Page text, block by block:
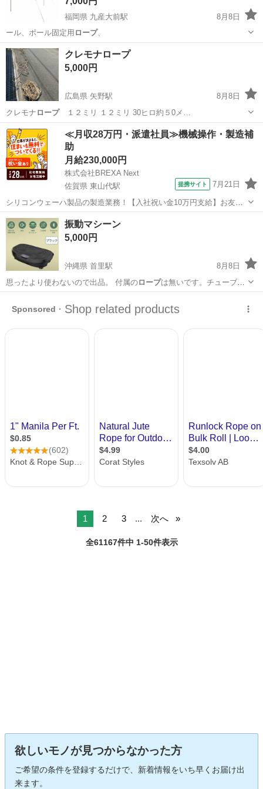
福岡県 九産大前駅
8月8日
ール、ポール固定用 ロープ、
福岡 福岡市 九産大前駅 その他
クレモナロープ
5,000円
広島県 矢野駅
8月8日
クレモナ ロープ１２ミリ １２ミリ 30ヒロ約５0メ…
広島 広島市 矢野駅 マリンスポーツ
≪月収28万円・派遣社員≫機械操作・製造補
助
月給230,000円
株式会社BREXA Next
佐賀県 東山代駅
提携サイト 7月21日
シリコンウェーハ製品の製造業務！【入社祝い金10万円支給】お友達
やカップルとの応募OK◎年間休日129日＆休出なしでプライベート充
実♪業務はクリーンルームで快適作業◎自社正社員登用制度あり★1食
300円～の格安食堂あり！《佐...
佐賀 伊万里市
振動マシーン
5,000円
沖縄県 首里駅
8月8日
思ったより使わないので出品。 付属のロープは無いです。チューブや
何かで代用可能。…
1 2 3 ... 次へ
全61167件中 1-50件表示
欲しいモノが見つからなかった方
ご希望の条件を登録するだけで、新着情報をいち早くお届け出
来ます。